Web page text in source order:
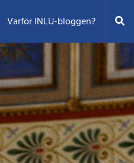
Varför INLU-bloggen? Sök